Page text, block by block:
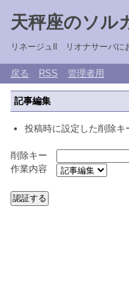
天秤座のソル
リネージュII リオナサーバに
戻る RSS 管理者用
記事編集
投稿時に設定した削除キ
削除キー
作業内容